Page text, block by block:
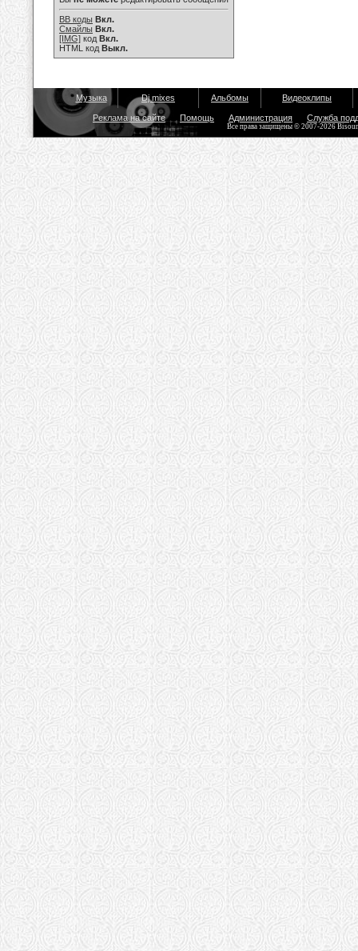
BB коды Вкл.
Смайлы Вкл.
[IMG] код Вкл.
HTML код Выкл.
Музыка Dj mixes Альбомы Видеоклипы
Реклама на сайте Помощь Администрация Служба
Все права защищены © 2007-2026